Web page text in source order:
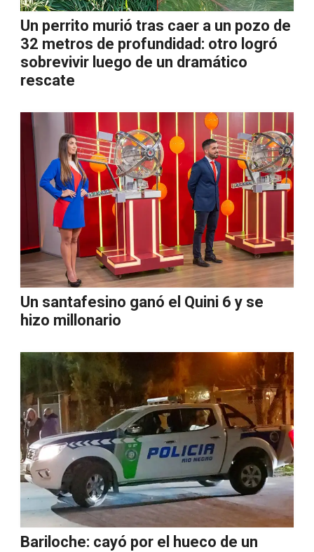
Un perrito murió tras caer a un pozo de
32 metros de profundidad: otro logró
sobrevivir luego de un dramático
rescate
Un santafesino ganó el Quini 6 y se
hizo millonario
Bariloche: cayó por el hueco de un